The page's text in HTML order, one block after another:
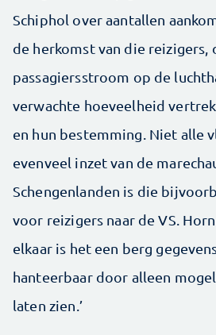
Schiphol over aantallen
de herkomst van die reizigers,
passagiersstroom op de
verwachte hoeveelheid
en hun bestemming. Niet alle
evenveel inzet van de
Schengenlanden is die
voor reizigers naar de VS.
elkaar is het een berg
hanteerbaar door alleen
laten zien.’